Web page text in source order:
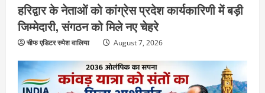
हरिद्वार के नेताओं को कांग्रेस प्रदेश कार्यकारिणी में बड़ी
जिम्मेदारी, संगठन को मिले नए चेहरे
चीफ एडिटर रुपेश वालिया August 7, 2026
4
उत्तराखंड
एसआईआर के तहत जारी किए जा रहे नोटिसों
पर कांग्रेस ने जतायी आपत्ति, मतदाताओं को
परेशान करने का लगाया आरोप
August 6, 2026